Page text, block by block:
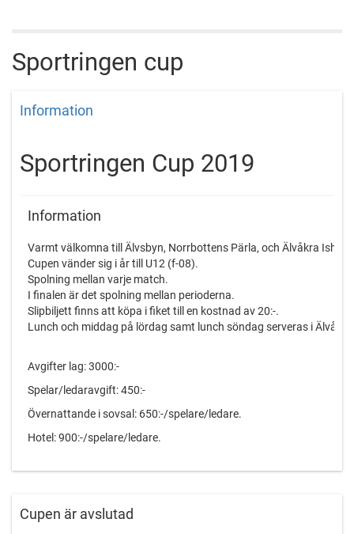
Sportringen cup
Information
Sportringen Cup 2019
Information
Varmt välkomna till Älvsbyn, Norrbottens Pärla, och Älvåkra Ishall
Cupen vänder sig i år till U12 (f-08).
Spolning mellan varje match.
I finalen är det spolning mellan perioderna.
Slipbiljett finns att köpa i fiket till en kostnad av 20:-.
Lunch och middag på lördag samt lunch söndag serveras i
Avgifter lag: 3000:-
Spelar/ledaravgift: 450:-
Övernattande i sovsal: 650:-/spelare/ledare.
Hotel: 900:-/spelare/ledare.
Cupen är avslutad